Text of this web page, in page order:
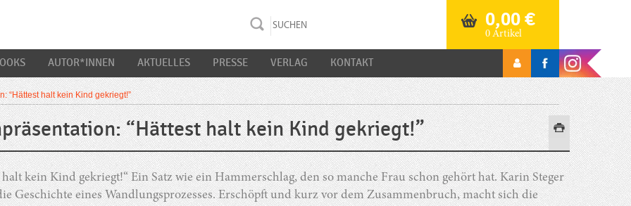
0,00€
0 Artikel
AUTOR*INNEN AKTUELLES PRESSE VERLAG KONTAKT
“Hättest halt kein Kind gekriegt!”
“Hättest halt kein Kind gekriegt!”
halt kein Kind gekriegt!“ Ein Satz wie ein Hammerschlag, den so manche Frau schon gehört hat. Karin Steger
Geschichte eines Wandlungsprozesses. Erschöpft und kurz vor dem Zusammenbruch, macht sich die